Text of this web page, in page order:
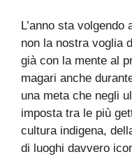
L’anno sta
non la nostra voglia
già con la mente al
magari anche
una meta che negli
imposta tra le più
cultura indigena,
di luoghi davvero